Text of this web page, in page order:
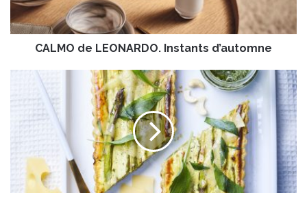
e
L
E
t
CALMO de LEONARDO. Instants d’automne
a